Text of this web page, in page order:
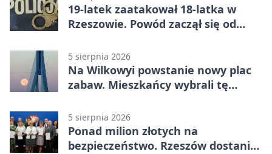
19-latek zaatakował 18-latka w
Rzeszowie. Powód zaczął się od
5 sierpnia 2026
Na Wilkowyi powstanie nowy plac
zabaw. Mieszkańcy wybrali tę
5 sierpnia 2026
Ponad milion złotych na
bezpieczeństwo. Rzeszów dostanie